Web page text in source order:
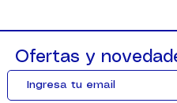
Ofertas y